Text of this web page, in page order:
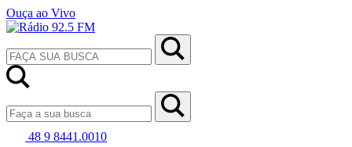
Ouça ao Vivo
48 9 8441.0010